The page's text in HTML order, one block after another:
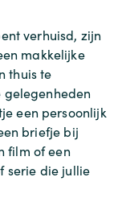
verhuisd, zijn
makkelijke
thuis te
een persoonlijk
briefje bij
film of een
serie die jullie